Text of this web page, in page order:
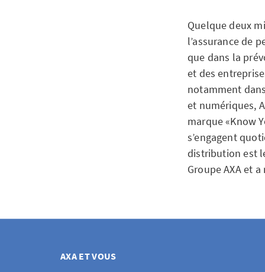
Quelque deux
l’assurance de
que dans la
et des
notamment
et numériques,
marque «Know
s’engagent
distribution est
Groupe AXA et
AXA ET VOUS